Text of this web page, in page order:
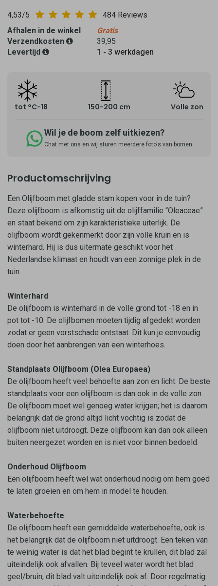
4,53/5
484 Reviews
Afhalen in de winkel
Gratis
Verzendkosten
39,95
Levertijd
1 - 3 werkdagen
tot °C-18 150-200 cm Volle zon
Wil je de boom zelf uitkiezen?
Chat met ons en wij sturen meerdere foto's van bomen.
Productomschrijving
Een Olijfboom met gladde stam kopen voor in de tuin?
Deze olijfboom is afkomstig uit de olijffamilie “Oleaceae”
en staat bekend om zijn karakteristieke uiterlijk. De
olijfboom wordt gekenmerkt door zijn volle kruin en is
winterhard. Hij is dus uitermate geschikt voor het
Nederlandse klimaat en houdt van een zonnige plek in de
tuin.
Winterhard
De olijfboom is winterhard in de volle grond tot -18 en in
pot tot -10. De olijfbomen moeten tijdig afgedekt worden
zodat er geen vorstschade ontstaat. Dit kun je eenvoudig
doen door het aanbrengen van een winterhoes.
Standplaats Olijfboom (Olea Europaea)
De olijfboom heeft veel behoefte aan zon en licht. De beste
standplaats voor een olijfboom is dan ook in de volle zon.
De olijfboom moet wel genoeg water krijgen; het is daarom
belangrijk dat de grond altijd licht vochtig is zodat de
olijfboom niet uitdroogt. Deze olijfboom kan dan ook alleen
buiten neergezet worden en is niet voor binnen bedoeld.
Onderhoud Olijfboom
Een olijfboom heeft wel wat onderhoud nodig om hem goed
te laten groeien en om hem in model te houden.
Waterbehoefte
De olijfboom heeft een gemiddelde waterbehoefte, ook is
het belangrijk dat de olijfboom niet uitdroogt. Een teken van
te weinig water is dat het blad begint te krullen, dit blad zal
uiteindelijk ook afvallen. Bij teveel water wordt het blad
geel/bruin, dit blad valt uiteindelijk ook af. Door regelmatig